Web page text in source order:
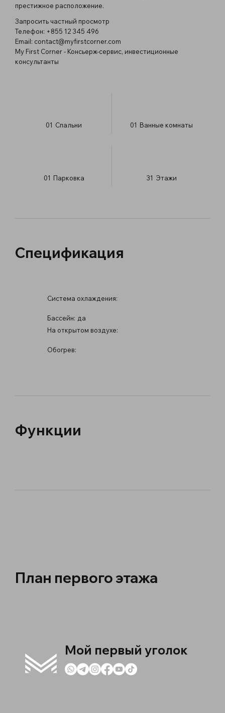
престижное расположение.
Запросить частный просмотр
Телефон: +855 12 345 496
Email: contact@myfirstcorner.com
My First Corner - Консьерж-сервис, инвестиционные
консультанты
01 Спальни 01 Ванные комнаты
01 Парковка 31 ​Этажи
Спецификация
Система охлаждения:
Бассейн: да
На открытом воздухе:
Обогрев:
Функции
План первого этажа
Мой первый уголок